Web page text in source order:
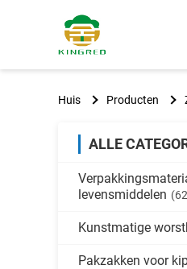
Huis Producten
ALLE
levensmiddelen
Kunstmatige
Pakzakken voor